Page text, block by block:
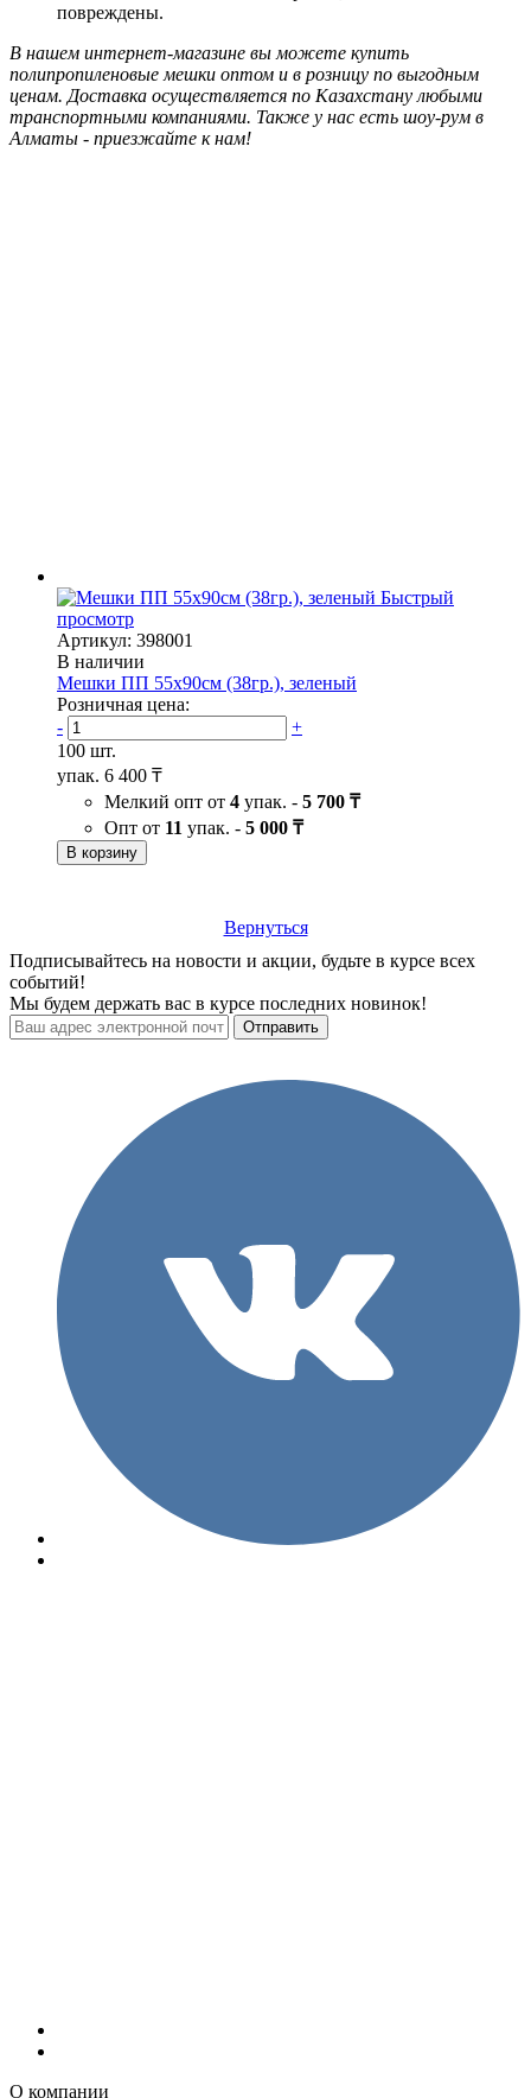
повреждены.
В нашем интернет-магазине вы можете купить
полипропиленовые мешки оптом и в розницу по выгодным
ценам. Доставка осуществляется по Казахстану любыми
транспортными компаниями. Также у нас есть шоу-рум в
Алматы - приезжайте к нам!
Быстрый
просмотр
Артикул: 398001
В наличии
Мешки ПП 55х90см (38гр.), зеленый
Розничная цена:
-
+
100 шт.
упак. 6 400 ₸
Мелкий опт от 4 упак. - 5 700 ₸
Опт от 11 упак. - 5 000 ₸
В корзину
Вернуться
Подписывайтесь на новости и акции, будьте в курсе всех
событий!
Мы будем держать вас в курсе последних новинок!
О компании